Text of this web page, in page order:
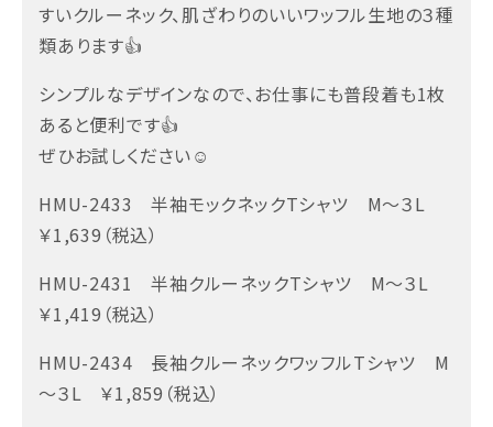
すいクルーネック、肌ざわりのいいワッフル生地の３種
類あります👍
シンプルなデザインなので、お仕事にも普段着も1枚
あると便利です👍
ぜひお試しください☺
HMU-2433 半袖モックネックTシャツ M～３L
￥1,639（税込）
HMU-2431 半袖クルーネックTシャツ M～３L
￥1,419（税込）
HMU-2434 長袖クルーネックワッフルTシャツ M
～３L ￥1,859（税込）